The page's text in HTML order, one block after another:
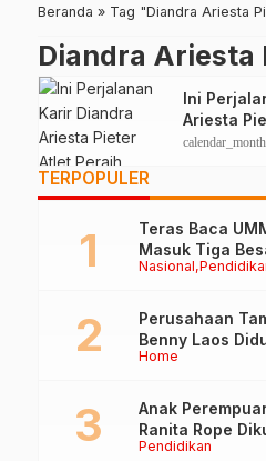
Beranda » Tag "Diandra Ariesta
Diandra Ariesta
Ini
Ariesta
Mendali
calendar_month
TERPOPULER
Nasional
Teras Baca
Masuk Tiga
Penilai Lakukan
Home
Perusahaan
Benny Laos
Pendidikan
Anak
Ranita Rope
Guru Besar dan